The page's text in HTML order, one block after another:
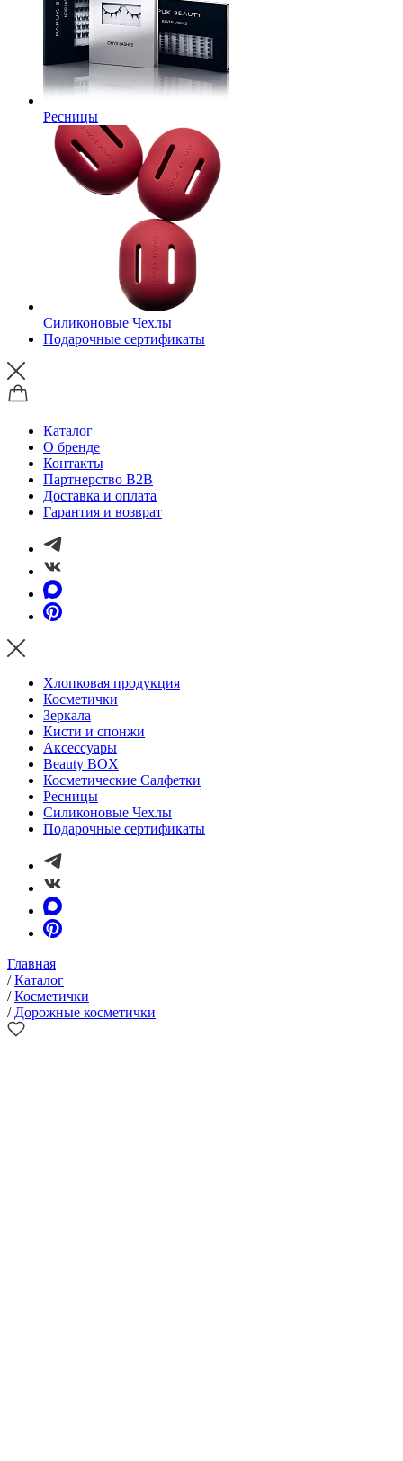
Ресницы
Силиконовые Чехлы
Подарочные сертификаты
Каталог
О бренде
Контакты
Партнерство B2B
Доставка и оплата
Гарантия и возврат
Хлопковая продукция
Косметички
Зеркала
Кисти и спонжи
Аксессуары
Beauty BOX
Косметические Салфетки
Ресницы
Силиконовые Чехлы
Подарочные сертификаты
Главная
/Каталог
/Косметички
/ Дорожные косметички